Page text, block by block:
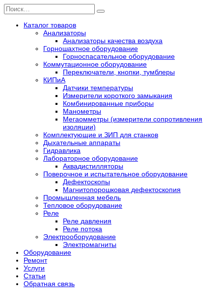
Перейти
к
содержанию
Search
for:
Каталог товаров
Анализаторы
Анализаторы качества воздуха
Горношахтное оборудование
Горноспасательное оборудование
Коммутационное оборудование
Переключатели, кнопки, тумблеры
КИПиА
Датчики температуры
Измерители короткого замыкания
Комбинированные приборы
Манометры
Мегаомметры (измерители сопротивления
изоляции)
Комплектующие и ЗИП для станков
Дыхательные аппараты
Гидравлика
Лабораторное оборудование
Аквадистилляторы
Поверочное и испытательное оборудование
Дефектоскопы
Магнитопорошковая дефектоскопия
Промышленная мебель
Тепловое оборудование
Реле
Реле давления
Реле потока
Электрооборудование
Электромагниты
Оборудование
Ремонт
Услуги
Статьи
Обратная связь